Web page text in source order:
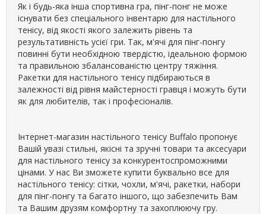
Як і будь-яка інша спортивна гра, пінг-понг не може
існувати без спеціального інвентарю для настільного
тенісу, від якості якого залежить рівень та
результативність усієї гри. Так, м'ячі для пінг-понгу
повинні бути необхідною твердістю, ідеальною формою
та правильною збалансованістю центру тяжіння.
Ракетки для настільного тенісу підбираються в
залежності від рівня майстерності гравця і можуть бути
як для любителів, так і професіоналів.
Інтернет-магазин настільного тенісу Buffalo пропонує
Вашій увазі стильні, якісні та зручні товари та аксесуари
для настільного тенісу за конкурентоспроможними
цінами. У нас Ви зможете купити буквально все для
настільного тенісу: сітки, чохли, м'ячі, ракетки, набори
для пінг-понгу та багато іншого, що забезпечить Вам
та Вашим друзям комфортну та захоплюючу гру.